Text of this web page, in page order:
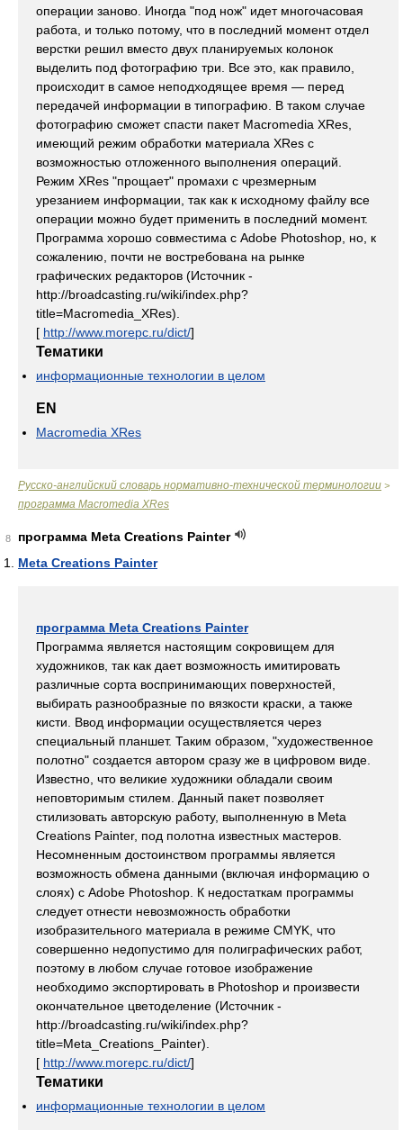
операции заново. Иногда "под нож" идет многочасовая
работа, и только потому, что в последний момент отдел
верстки решил вместо двух планируемых колонок
выделить под фотографию три. Все это, как правило,
происходит в самое неподходящее время — перед
передачей информации в типографию. В таком случае
фотографию сможет спасти пакет Macromedia XRes,
имеющий режим обработки материала XRes с
возможностью отложенного выполнения операций.
Режим XRes "прощает" промахи с чрезмерным
урезанием информации, так как к исходному файлу все
операции можно будет применить в последний момент.
Программа хорошо совместима с Adobe Photoshop, но, к
сожалению, почти не востребована на рынке
графических редакторов (Источник -
http://broadcasting.ru/wiki/index.php?
title=Macromedia_XRes).
[ http://www.morepc.ru/dict/]
Тематики
информационные технологии в целом
EN
Macromedia XRes
Русско-английский словарь нормативно-технической терминологии >
программа Macromedia XRes
8
программа Meta Creations Painter
Meta Creations Painter
программа Meta Creations Painter
Программа является настоящим сокровищем для
художников, так как дает возможность имитировать
различные сорта воспринимающих поверхностей,
выбирать разнообразные по вязкости краски, а также
кисти. Ввод информации осуществляется через
специальный планшет. Таким образом, "художественное
полотно" создается автором сразу же в цифровом виде.
Известно, что великие художники обладали своим
неповторимым стилем. Данный пакет позволяет
стилизовать авторскую работу, выполненную в Meta
Creations Painter, под полотна известных мастеров.
Несомненным достоинством программы является
возможность обмена данными (включая информацию о
слоях) с Adobe Photoshop. К недостаткам программы
следует отнести невозможность обработки
изобразительного материала в режиме CMYK, что
совершенно недопустимо для полиграфических работ,
поэтому в любом случае готовое изображение
необходимо экспортировать в Photoshop и произвести
окончательное цветоделение (Источник -
http://broadcasting.ru/wiki/index.php?
title=Meta_Creations_Painter).
[ http://www.morepc.ru/dict/]
Тематики
информационные технологии в целом